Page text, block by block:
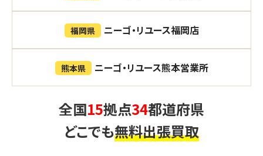
福岡県 ニーゴ・リユース福岡店
熊本県 ニーゴ・リユース熊本営業所
全国15拠点34都道府県
どこでも無料出張買取